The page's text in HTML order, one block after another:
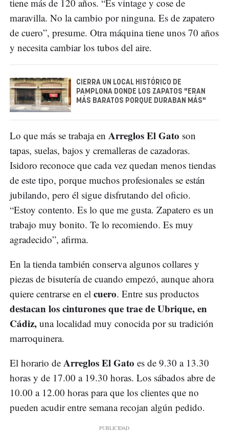
tiene más de 120 años. “Es vintage y cose de
maravilla. No la cambio por ninguna. Es de zapatero
de cuero”, presume. Otra máquina tiene unos 70 años
y necesita cambiar los tubos del aire.
CIERRA UN LOCAL HISTÓRICO DE
PAMPLONA DONDE LOS ZAPATOS "ERAN
MÁS BARATOS PORQUE DURABAN MÁS"
Lo que más se trabaja en Arreglos El Gato son
tapas, suelas, bajos y cremalleras de cazadoras.
Isidoro reconoce que cada vez quedan menos tiendas
de este tipo, porque muchos profesionales se están
jubilando, pero él sigue disfrutando del oficio.
“Estoy contento. Es lo que me gusta. Zapatero es un
trabajo muy bonito. Te lo recomiendo. Es muy
agradecido”, afirma.
En la tienda también conserva algunos collares y
piezas de bisutería de cuando empezó, aunque ahora
quiere centrarse en el cuero. Entre sus productos
destacan los cinturones que trae de Ubrique, en
Cádiz, una localidad muy conocida por su tradición
marroquinera.
El horario de Arreglos El Gato es de 9.30 a 13.30
horas y de 17.00 a 19.30 horas. Los sábados abre de
10.00 a 12.00 horas para que los clientes que no
pueden acudir entre semana recojan algún pedido.